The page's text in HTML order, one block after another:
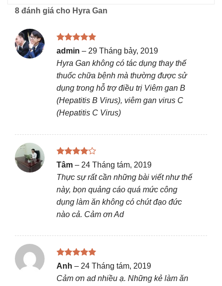
8 đánh giá cho Hyra Gan
Được xếp
sao
admin – 29 Tháng bảy, 2019
Hyra Gan không có tác dụng thay thế
thuốc chữa bệnh mà thường được sử
dụng trong hỗ trợ điều trị Viêm gan B
(Hepatitis B Virus), viêm gan virus C
(Hepatitis C Virus)
Được
45 sao
Tâm – 24 Tháng tám, 2019
Thực sự rất cần những bài viết như thế
này, bọn quảng cáo quá mức công
dụng làm ăn không có chút đạo đức
nào cả. Cảm ơn Ad
Được xếp
sao
Anh – 24 Tháng tám, 2019
Cảm ơn ad nhiều ạ. Những kẻ làm ăn